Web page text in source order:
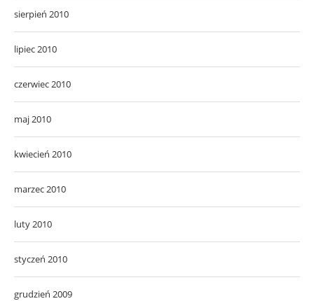
sierpień 2010
lipiec 2010
czerwiec 2010
maj 2010
kwiecień 2010
marzec 2010
luty 2010
styczeń 2010
grudzień 2009